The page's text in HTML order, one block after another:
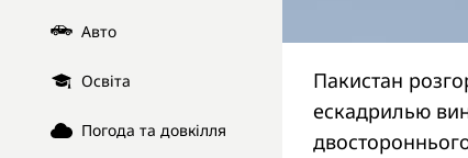
Авто
Освіта
Погода та довкілля
Пакистан
ескадрилью